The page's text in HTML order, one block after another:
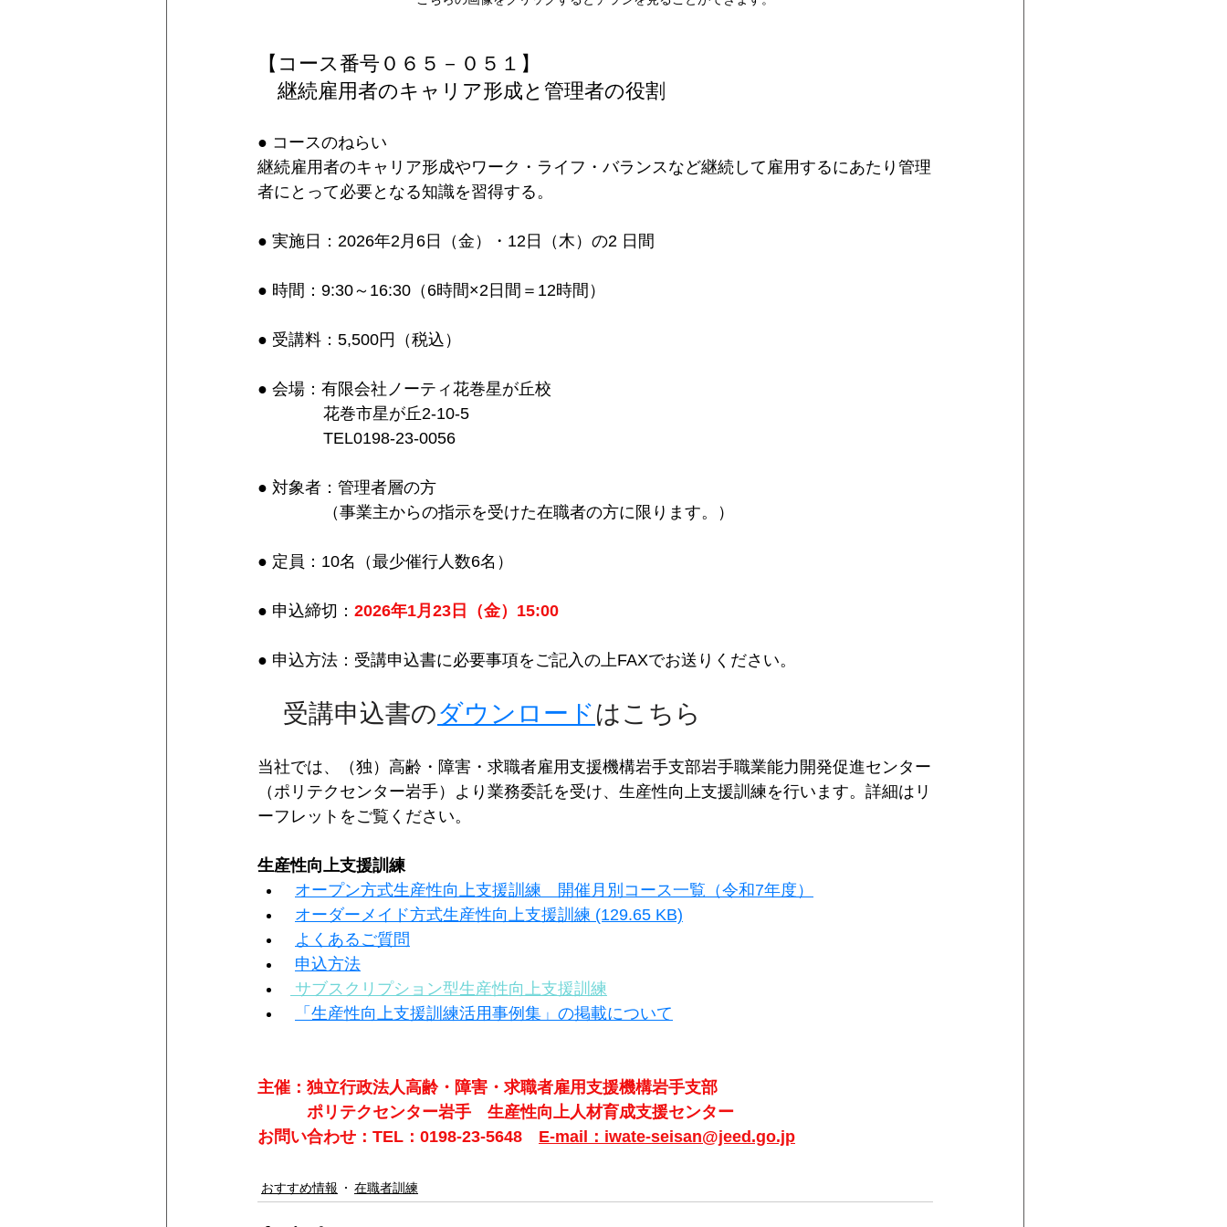
【コース番号０６５－０５１】
継続雇用者のキャリア形成と管理者の役割
● コースのねらい
継続雇用者のキャリア形成やワーク・ライフ・バランスなど継続して雇用するにあたり管理
者にとって必要となる知識を習得する。
● 実施日：2026年2月6日（金）・12日（木）の2 日間
● 時間：9:30～16:30（6時間×2日間＝12時間）
● 受講料：5,500円（税込）
● 会場：有限会社ノーティ花巻星が丘校
花巻市星が丘2-10-5
TEL0198-23-0056
● 対象者：管理者層の方
（事業主からの指示を受けた在職者の方に限ります。）
● 定員：10名（最少催行人数6名）
● 申込締切： 2026年1月23日（金）15:00
● 申込方法：受講申込書に必要事項をご記入の上FAXでお送りください。
受講申込書のダウンロードはこちら
当社では、（独）高齢・障害・求職者雇用支援機構岩手支部岩手職業能力開発促進センター
（ポリテクセンター岩手）より業務委託を受け、生産性向上支援訓練を行います。詳細はリ
ーフレットをご覧ください。
生産性向上支援訓練
オープン方式生産性向上支援訓練　開催月別コース一覧（令和7年度）
オーダーメイド方式生産性向上支援訓練 (129.65 KB)
よくあるご質問
申込方法
サブスクリプション型生産性向上支援訓練
「生産性向上支援訓練活用事例集」の掲載について
主催：独立行政法人高齢・障害・求職者雇用支援機構岩手支部
ポリテクセンター岩手　生産性向上人材育成支援センター
お問い合わせ：TEL：0198-23-5648 E-mail：iwate-seisan@jeed.go.jp
おすすめ情報 在職者訓練